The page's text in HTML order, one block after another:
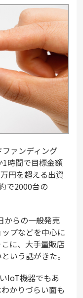
ァンディング
時間で目標金額
円を超える出資
で2000台の
からの一般発売
プなどを中心に
に、大手量販店
いう話がきた。
IoT機器でもあ
かりづらい面も